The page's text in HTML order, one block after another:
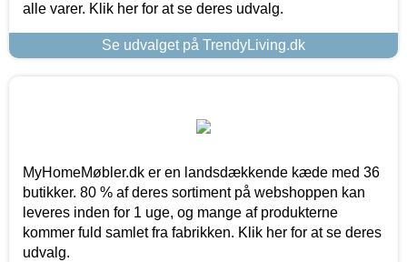
alle varer. Klik her for at se deres udvalg.
Se udvalget på TrendyLiving.dk
MyHomeMøbler.dk er en landsdækkende kæde med 36
butikker. 80 % af deres sortiment på webshoppen kan
leveres inden for 1 uge, og mange af produkterne
kommer fuld samlet fra fabrikken. Klik her for at se deres
udvalg.